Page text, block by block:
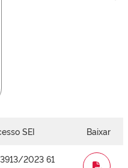
SEI Baixar
2023 61